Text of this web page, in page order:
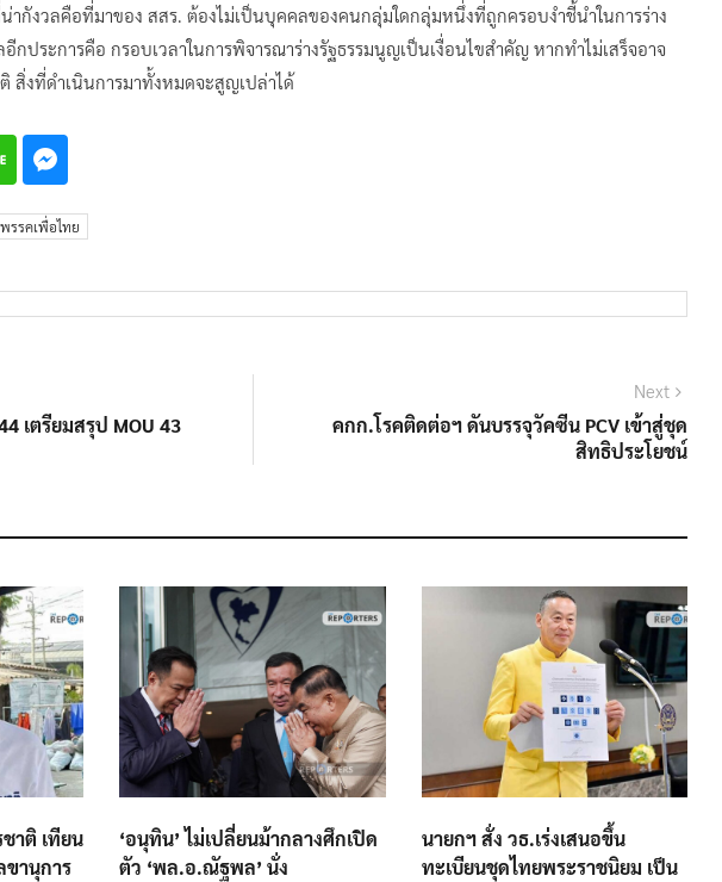
กังวลคือที่มาของ สสร. ต้องไม่เป็นบุคคลของคนกลุ่มใดกลุ่มหนึ่งที่ถูกครอบงำชี้นำในการร่าง
กประการคือ กรอบเวลาในการพิจารณาร่างรัฐธรรมนูญเป็นเงื่อนไขสำคัญ หากทำไม่เสร็จอาจ
สิ่งที่ดำเนินการมาทั้งหมดจะสูญเปล่าได้
พรรคเพื่อไทย
เตรียมสรุป MOU 43
Next
คกก.โรคติดต่อฯ ดันบรรจุวัคซีน PCV เข้าสู่ชุด
สิทธิประโยชน์
าติ เทียน
ขานุการ
‘อนุทิน’ ไม่เปลี่ยนม้ากลางศึกเปิด
ตัว ‘พล.อ.ณัฐพล’ นั่ง
นายกฯ สั่ง วธ.เร่งเสนอขึ้น
ทะเบียนชุดไทยพระราชนิยม เป็น